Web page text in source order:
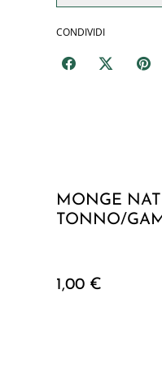
CONDIVIDI
MONGE
TONNO/
1,00 €